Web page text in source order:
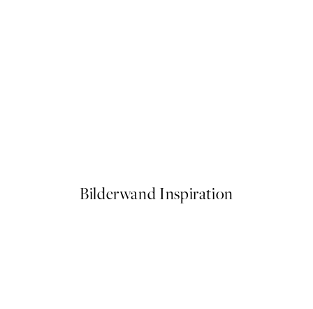
Bilderwand Inspiration